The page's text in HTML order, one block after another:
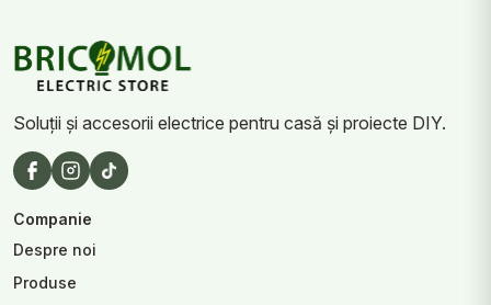
Soluții și accesorii electrice pentru casă și proiecte DIY.
Companie
Despre noi
Produse